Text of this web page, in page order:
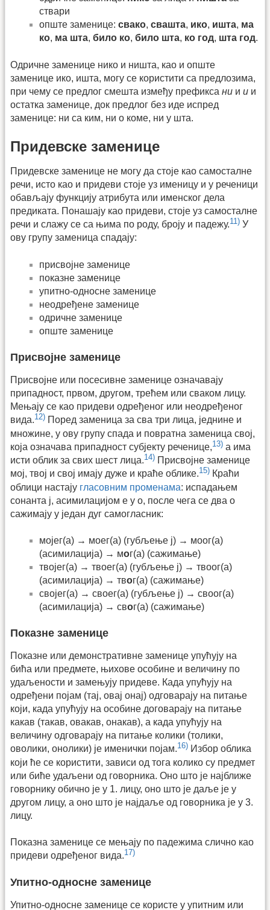
ствари
опште заменице: свако, свашта, ико, ишта, ма
ко, ма шта, било ко, било шта, ко год, шта год.
Одричне заменице нико и ништа, као и опште
заменице ико, ишта, могу се користити са предлозима,
при чему се предлог смешта између префикса ни и и и
остатка заменице, док предлог без иде испред
заменице: ни са ким, ни о коме, ни у шта.
Придевске заменице
Придевске заменице не могу да стоје као самосталне
речи, исто као и придеви стоје уз именицу и у реченици
обављају функцију атрибута или именског дела
предиката. Понашају као придеви, стоје уз самосталне
речи и слажу се са њима по роду, броју и падежу.11) У
ову групу заменица спадају:
присвојне заменице
показне заменице
упитно-односне заменице
неодређене заменице
одричне заменице
опште заменице
Присвојне заменице
Присвојне или посесивне заменице означавају
припадност, првом, другом, трећем или сваком лицу.
Мењају се као придеви одређеног или неодређеног
вида.12) Поред заменица за сва три лица, једнине и
множине, у ову групу спада и повратна заменица свој,
која означава припадност субјекту реченице,13) а има
исти облик за свих шест лица.14) Присвојне заменице
мој, твој и свој имају дуже и краће облике.15) Краћи
облици настају гласовним променама: испадањем
сонанта ј, асимилацијом е у о, после чега се два о
сажимају у један дуг самогласник:
мојег(а) → моег(а) (губљење ј) → моог(а)
(асимилација) → мог(а) (сажимање)
твојег(а) → твоег(а) (губљење ј) → твоог(а)
(асимилација) → твог(а) (сажимање)
својег(а) → своег(а) (губљење ј) → своог(а)
(асимилација) → свог(а) (сажимање)
Показне заменице
Показне или демонстративне заменице упућују на
бића или предмете, њихове особине и величину по
удаљености и замењују придеве. Када упућују на
одређени појам (тај, овај онај) одговарају на питање
који, када упућују на особине договарају на питање
какав (такав, овакав, онакав), а када упућују на
величину одговарају на питање колики (толики,
оволики, онолики) је именички појам.16) Избор облика
који ће се користити, зависи од тога колико су предмет
или биће удаљени од говорника. Оно што је најближе
говорнику обично је у 1. лицу, оно што је даље је у
другом лицу, а оно што је најдаље од говорника је у 3.
лицу.
Показна заменице се мењају по падежима слично као
придеви одређеног вида.17)
Упитно-односне заменице
Упитно-односне заменице се користе у упитним или